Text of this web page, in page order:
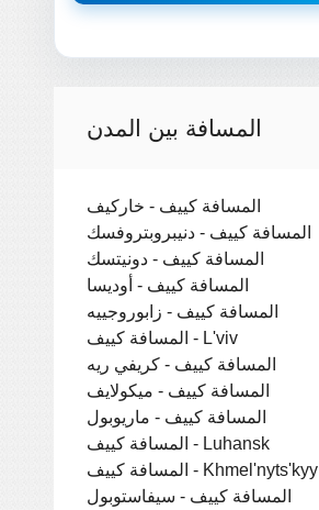
المسافة بين المدن
المسافة كييف - خاركيف
المسافة كييف - دنيبروبتروفسك
المسافة كييف - دونيتسك
المسافة كييف - أوديسا
المسافة كييف - زابوروجييه
المسافة كييف - L'viv
المسافة كييف - كريفي ريه
المسافة كييف - ميكولايف
المسافة كييف - ماريوبول
المسافة كييف - Luhansk
المسافة كييف - Khmel'nyts'kyy
المسافة كييف - سيفاستوبول